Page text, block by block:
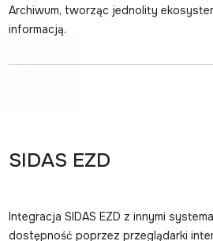
Archiwum, tworząc jednolity
informacją.
SIDAS EZD
Integracja SIDAS EZD z innymi
dostępność poprzez przeglądarki